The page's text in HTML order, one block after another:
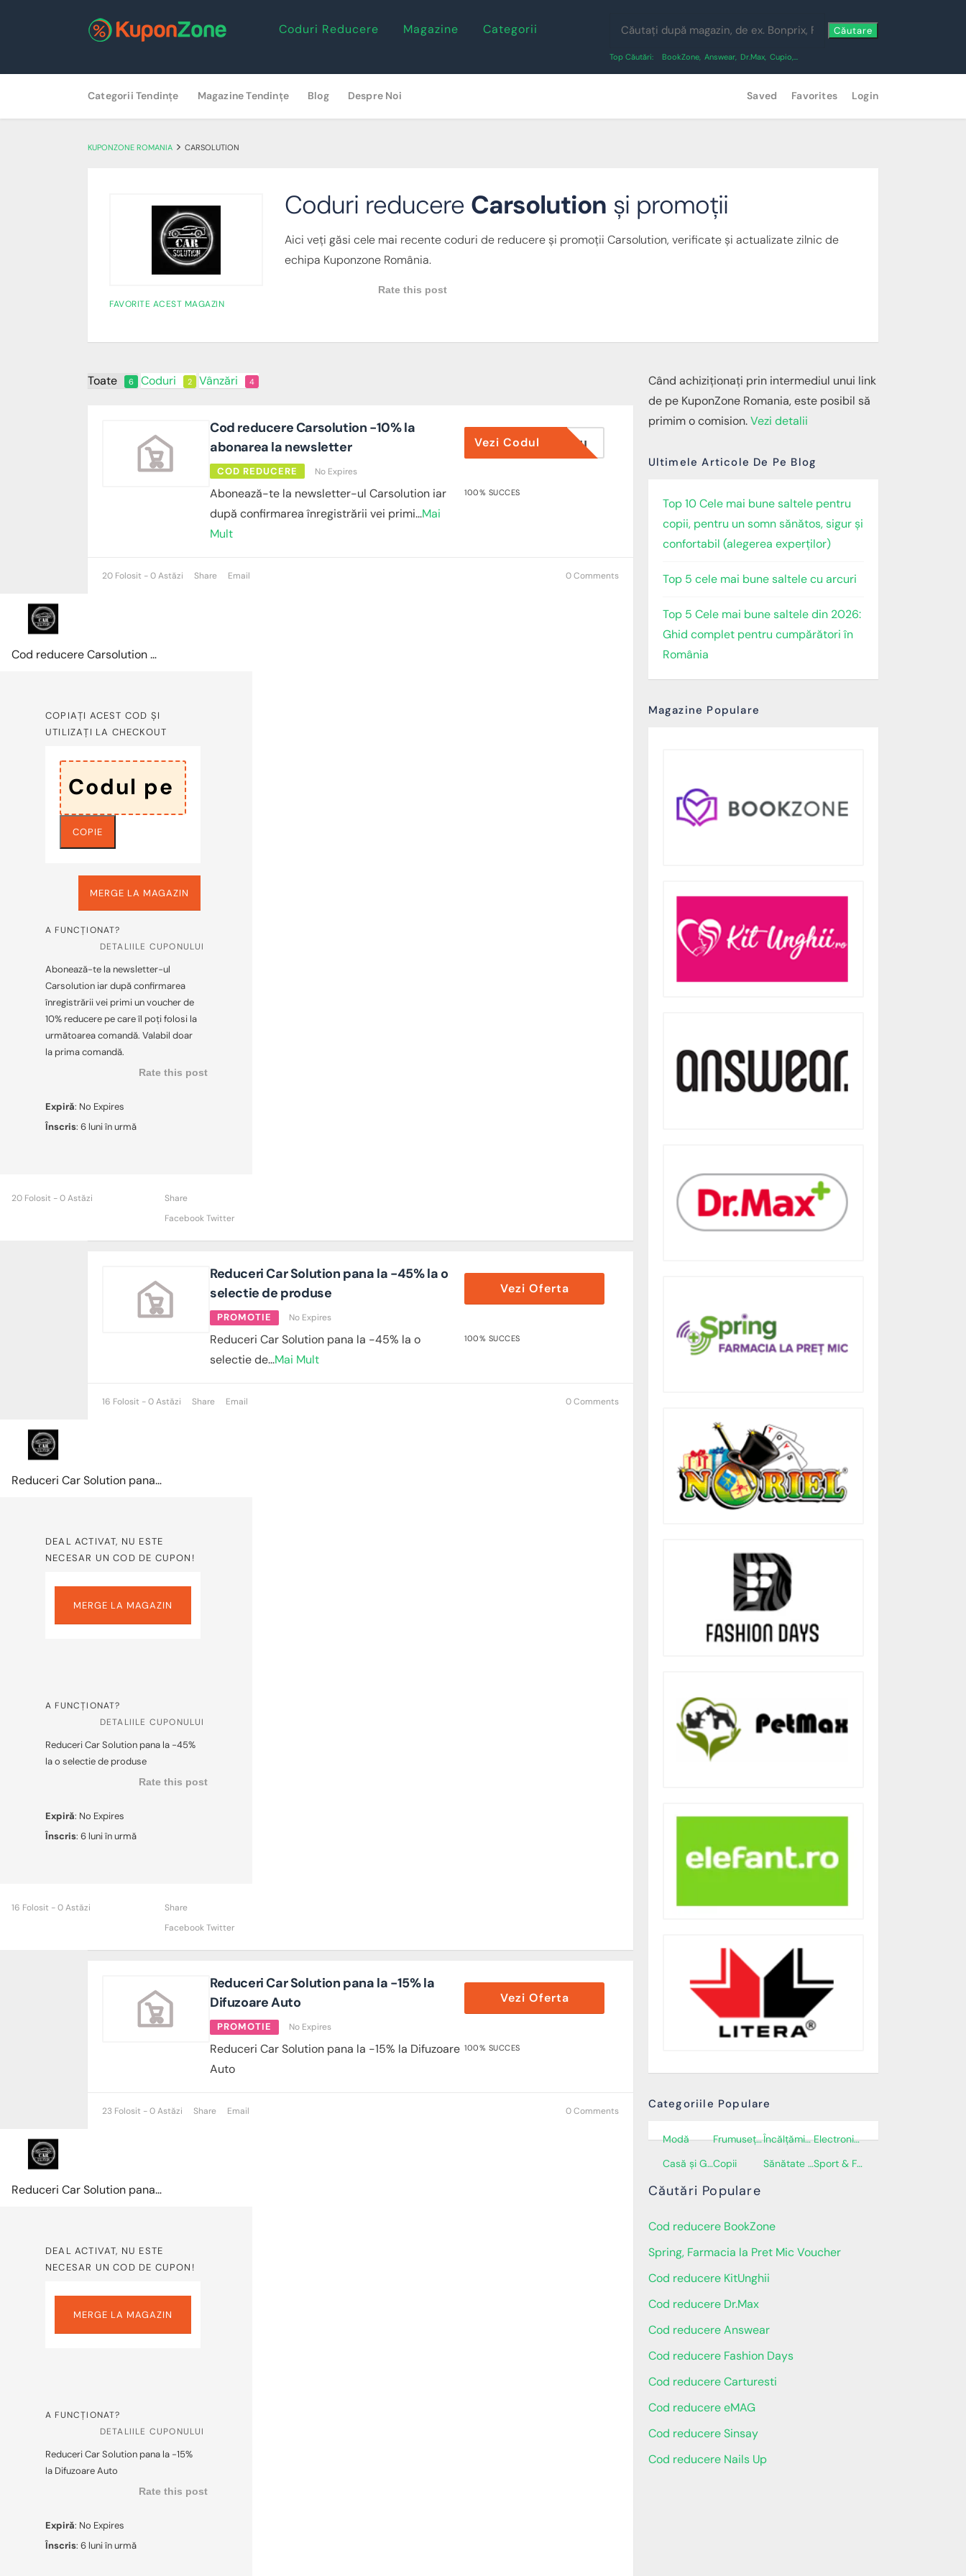
Coduri Reducere Magazine Categorii Căutare
Top Căutări: BookZone, Answear, Dr.Max, Cupio,...
to
content
Categorii Tendințe Magazine Tendințe Blog Despre Noi Saved Favorites Login
KUPONZONE ROMANIA > CARSOLUTION
FAVORITE ACEST MAGAZIN
Coduri reducere Carsolution și promoții
Aici veți găsi cele mai recente coduri de reducere și promoții Carsolution, verificate și actualizate zilnic de
echipa Kuponzone România.
Rate this post
Toate 6 Coduri 2 Vânzări 4
Cod reducere Carsolution -10% la
abonarea la newsletter
COD REDUCERE No Expires
Abonează-te la newsletter-ul Carsolution iar
după confirmarea înregistrării vei primi...Mai
Mult
PE EMAIL
Vezi Codul
100% SUCCES
20 Folosit - 0 Astăzi Share Email 0 Comments
Cod reducere Carsolution -10% la abonarea la newsletter
COPIAȚI ACEST COD ȘI
UTILIZAȚI LA CHECKOUT
COPIE
MERGE LA MAGAZIN
A FUNCȚIONAT?
DETALIILE CUPONULUI
Abonează-te la newsletter-ul
Carsolution iar după confirmarea
înregistrării vei primi un voucher de
10% reducere pe care îl poți folosi la
următoarea comandă. Valabil doar
la prima comandă.
Rate this post
Expiră: No Expires
Înscris: 6 luni în urmă
20 Folosit - 0 Astăzi
Share
FacebookTwitter
Reduceri Car Solution pana la -45% la o
selectie de produse
PROMOTIE No Expires
Reduceri Car Solution pana la -45% la o
selectie de...Mai Mult
Vezi Oferta
100% SUCCES
16 Folosit - 0 Astăzi Share Email 0 Comments
Reduceri Car Solution pana la -45% la o selectie de produse
DEAL ACTIVAT, NU ESTE
NECESAR UN COD DE CUPON!
MERGE LA MAGAZIN
A FUNCȚIONAT?
DETALIILE CUPONULUI
Reduceri Car Solution pana la -45%
la o selectie de produse
Rate this post
Expiră: No Expires
Înscris: 6 luni în urmă
16 Folosit - 0 Astăzi
Share
FacebookTwitter
Reduceri Car Solution pana la -15% la
Difuzoare Auto
PROMOTIE No Expires
Reduceri Car Solution pana la -15% la Difuzoare
Auto
Vezi Oferta
100% SUCCES
23 Folosit - 0 Astăzi Share Email 0 Comments
Reduceri Car Solution pana la -15% la Difuzoare Auto
DEAL ACTIVAT, NU ESTE
NECESAR UN COD DE CUPON!
MERGE LA MAGAZIN
A FUNCȚIONAT?
DETALIILE CUPONULUI
Reduceri Car Solution pana la -15%
la Difuzoare Auto
Rate this post
Expiră: No Expires
Înscris: 6 luni în urmă
Când achiziționați prin intermediul unui link
de pe KuponZone Romania, este posibil să
primim o comision.Vezi detalii
Ultimele Articole De Pe Blog
Top 10 Cele mai bune saltele pentru
copii, pentru un somn sănătos, sigur și
confortabil (alegerea experților)
Top 5 cele mai bune saltele cu arcuri
Top 5 Cele mai bune saltele din 2026:
Ghid complet pentru cumpărători în
România
Magazine Populare
Categoriile Populare
Modă Frumusețe și Cosmetice Încălţăminte
Electronice și electrocasnice
Casă și GrădinăCopii Sănătate și Îngrijire personală Sport & Fitness
Căutări Populare
Cod reducere BookZone
Spring, Farmacia la Pret Mic Voucher
Cod reducere KitUnghii
Cod reducere Dr.Max
Cod reducere Answear
Cod reducere Fashion Days
Cod reducere Carturesti
Cod reducere eMAG
Cod reducere Sinsay
Cod reducere Nails Up